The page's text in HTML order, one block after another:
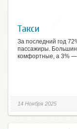
Такси
За последний год
пассажиры.
комфортные, а 3%
14 Ноября 2025